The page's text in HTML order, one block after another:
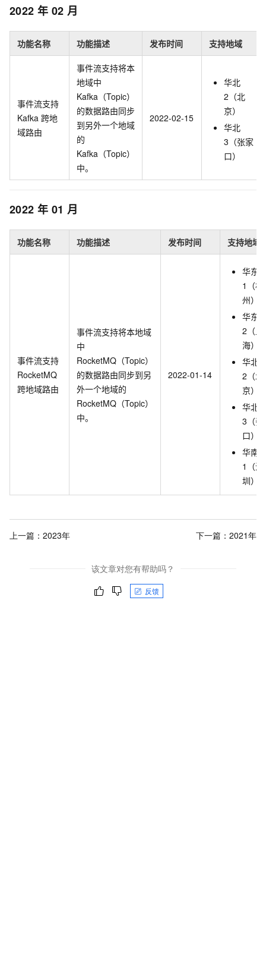
2022 年 02 月
功能名称 功能描述 发布时间 支持地域
事件流支持
Kafka 跨地
域路由
事件流支持将本
地域中
Kafka（Topic）
的数据路由同步
到另外一个地域
的
Kafka（Topic）
中。
2022-02-15
华北
2（北
京）
华北
3（张家
口）
2022 年 01 月
功能名称 功能描述 发布时间 支持地域
事件流支持
RocketMQ
跨地域路由
事件流支持将本地域
中
RocketMQ（Topic）
的数据路由同步到另
外一个地域的
RocketMQ（Topic）
中。
2022-01-14
华东
1（杭
州）
华东
2（上
海）
华北
2（北
京）
华北
3（张
口）
华南
1（深
圳）
上一篇： 2023年 下一篇： 2021年
该文章对您有帮助吗？
反馈